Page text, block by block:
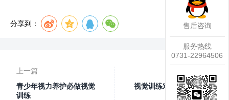
分享到：
上一篇
青少年视力养护必做视觉
训练
视觉训练对视力养护成功
与否决定因素
售后咨询
服务热线
0731-22964506